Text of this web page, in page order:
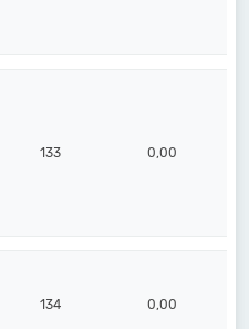
133 0,00
134 0,00